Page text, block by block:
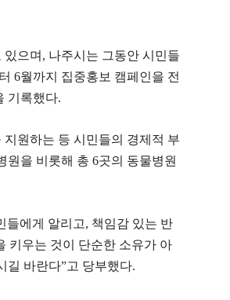
으며, 나주시는 그동안 시민들
6월까지 집중홍보 캠페인을 전
기록했다.
원하는 등 시민들의 경제적 부
원을 비롯해 총 6곳의 동물병원
들에게 알리고, 책임감 있는 반
키우는 것이 단순한 소유가 아
길 바란다”고 당부했다.